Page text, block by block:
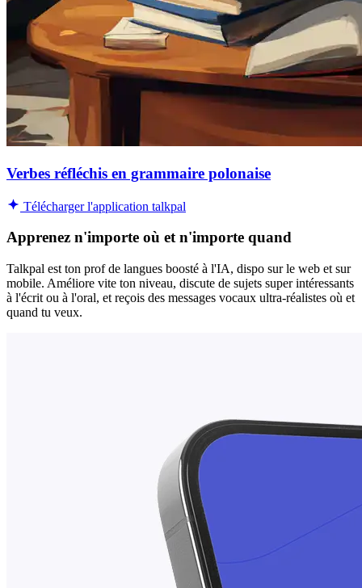
Verbes réfléchis en grammaire polonaise
Télécharger l'application talkpal
Apprenez n'importe où et n'importe quand
Talkpal est ton prof de langues boosté à l'IA, dispo sur le web et sur
mobile. Améliore vite ton niveau, discute de sujets super intéressants
à l'écrit ou à l'oral, et reçois des messages vocaux ultra-réalistes où et
quand tu veux.